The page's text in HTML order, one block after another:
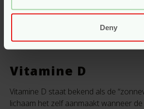
Deny
in te nemen zijn. Geef je kind de beste
vitamines en mineralen voor een
leven!
Vitamine D
Vitamine D staat bekend als de
lichaam het zelf aanmaakt wanneer